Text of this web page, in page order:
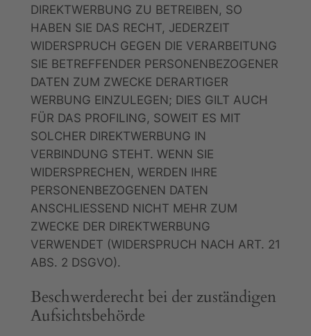
DIREKTWERBUNG ZU BETREIBEN, SO
HABEN SIE DAS RECHT, JEDERZEIT
WIDERSPRUCH GEGEN DIE VERARBEITUNG
SIE BETREFFENDER PERSONENBEZOGENER
DATEN ZUM ZWECKE DERARTIGER
WERBUNG EINZULEGEN; DIES GILT AUCH
FÜR DAS PROFILING, SOWEIT ES MIT
SOLCHER DIREKTWERBUNG IN
VERBINDUNG STEHT. WENN SIE
WIDERSPRECHEN, WERDEN IHRE
PERSONENBEZOGENEN DATEN
ANSCHLIESSEND NICHT MEHR ZUM
ZWECKE DER DIREKTWERBUNG
VERWENDET (WIDERSPRUCH NACH ART. 21
ABS. 2 DSGVO).
Beschwerde­recht bei der zuständigen
Aufsichts­behörde